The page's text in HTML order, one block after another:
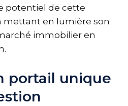
potentiel de cette
mettant en lumière son
immobilier en
portail unique